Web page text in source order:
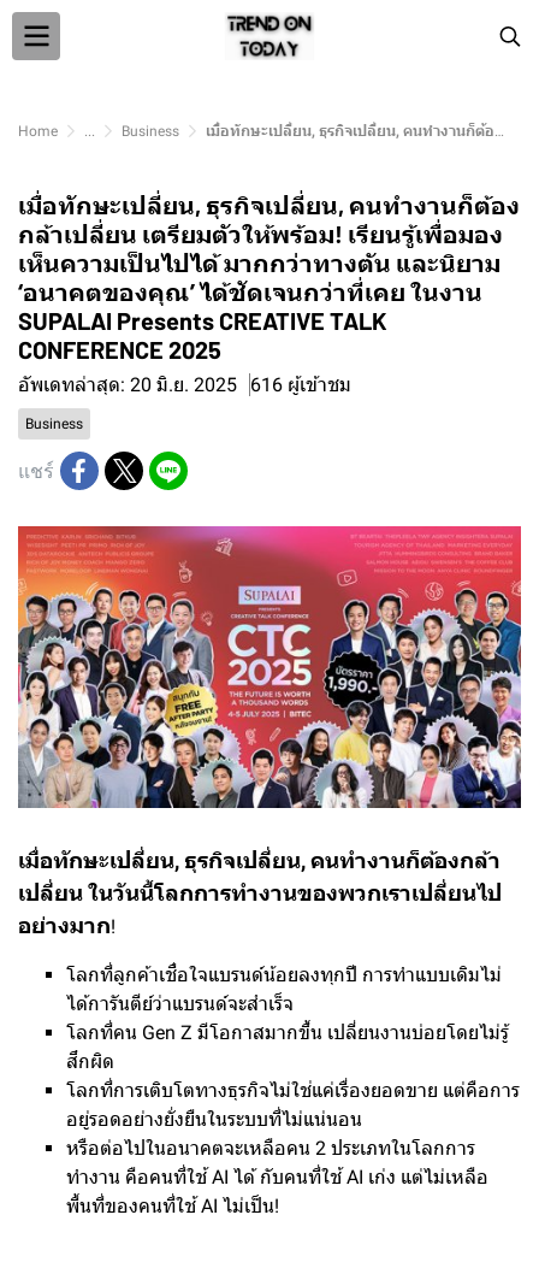
Home ... Business เมื่อทักษะเปลี่ยน, ธุรกิจเปลี่ยน, คนทำงานก็ต้องกล้าเปลี่ยน เตรียมตัวให้พร้อม! เรียนรู้เพื่อมองเห็นความเป็นไปได้ มากกว่าทางตัน และนิยาม ‘อนาคตของคุณ’ ได้ชัดเจนกว่าที่เคย ในงาน SUPALAI Presents CREATIVE TALK CONFERENCE 2025
เมื่อทักษะเปลี่ยน, ธุรกิจเปลี่ยน, คนทำงานก็ต้อง
กล้าเปลี่ยน เตรียมตัวให้พร้อม! เรียนรู้เพื่อมอง
เห็นความเป็นไปได้ มากกว่าทางตัน และนิยาม
‘อนาคตของคุณ’ ได้ชัดเจนกว่าที่เคย ในงาน
SUPALAI Presents CREATIVE TALK
CONFERENCE 2025
อัพเดทล่าสุด: 20 มิ.ย. 2025 616 ผู้เข้าชม
Business
แชร์
เมื่อทักษะเปลี่ยน, ธุรกิจเปลี่ยน, คนทำงานก็ต้องกล้า
เปลี่ยน ในวันนี้โลกการทำงานของพวกเราเปลี่ยนไป
อย่างมาก!
โลกที่ลูกค้าเชื่อใจแบรนด์น้อยลงทุกปี การทำแบบเดิมไม่
ได้การันตีย์ว่าแบรนด์จะสำเร็จ
โลกที่คน Gen Z มีโอกาสมากขึ้น เปลี่ยนงานบ่อยโดยไม่รู้
สึกผิด
โลกที่การเติบโตทางธุรกิจไม่ใช่แค่เรื่องยอดขาย แต่คือการ
อยู่รอดอย่างยั่งยืนในระบบที่ไม่แน่นอน
หรือต่อไปในอนาคตจะเหลือคน 2 ประเภทในโลกการ
ทำงาน คือคนที่ใช้ AI ได้ กับคนที่ใช้ AI เก่ง แต่ไม่เหลือ
พื้นที่ของคนที่ใช้ AI ไม่เป็น!